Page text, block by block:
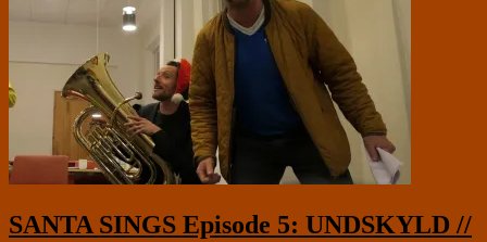
SANTA SINGS Episode 5: UNDSKYLD //